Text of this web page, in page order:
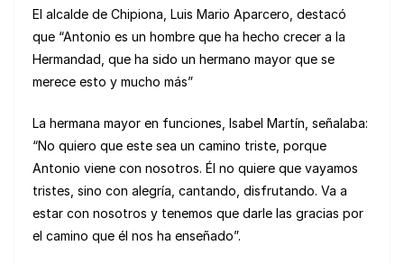
El alcalde de Chipiona, Luis Mario Aparcero, destacó
que “Antonio es un hombre que ha hecho crecer a la
Hermandad, que ha sido un hermano mayor que se
merece esto y mucho más”
La hermana mayor en funciones, Isabel Martín, señalaba:
“No quiero que este sea un camino triste, porque
Antonio viene con nosotros. Él no quiere que vayamos
tristes, sino con alegría, cantando, disfrutando. Va a
estar con nosotros y tenemos que darle las gracias por
el camino que él nos ha enseñado”.